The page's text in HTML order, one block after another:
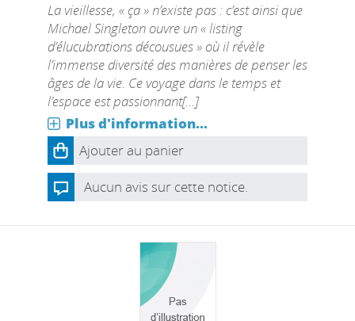
La vieillesse, « ça » n’existe pas : c’est ainsi que
Michael Singleton ouvre un « listing
d’élucubrations décousues » où il révèle
l’immense diversité des manières de penser les
âges de la vie. Ce voyage dans le temps et
l’espace est passionnant[...]
Plus d'information...
Ajouter au panier
Aucun avis sur cette notice.